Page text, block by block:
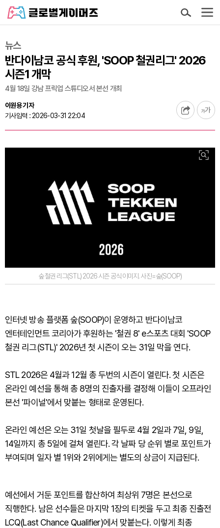
뉴스
반다이남코 공식 후원, 'SOOP 철권리그' 2026
시즌1 개막
4월 18일 강남 프릭업 스튜디오서 본선 개최
이원용 기자
기사입력 : 2026-03-31 22:04
숲 철권 리그(STL) 2026 시즌 공식 이미지. 사진=숲(SOOP)
인터넷 방송 플랫폼 숲(SOOP)이 운영하고 반다이남코
엔터테인먼트 코리아가 후원하는 '철권 8' e스포츠 대회 'SOOP
철권 리그(STL)' 2026년 첫 시즌이 오는 31일 막을 연다.
STL 2026은 4월과 12월 총 두번의 시즌이 열린다. 첫 시즌은
온라인 예선을 통해 총 8명의 진출자를 결정해 이들이 오프라인
본선 '파이널'에서 맞붙는 형태로 운영된다.
온라인 예선은 오는 31일 첫날을 필두로 4월 2일과 7일, 9일,
14일까지 총 5일에 걸쳐 열린다. 각 날짜 당 순위 별로 포인트가
부여되며 일자 별 1위와 2위에게는 별도의 상금이 지급된다.
예선에서 거둔 포인트를 합산하여 최상위 7명은 본선으로
직행한다. 남은 선수들은 마지막 1장의 티켓을 두고 최종 진출전
LCQ(Last Chance Qualifier)에서 맞붙는다. 이렇게 최종